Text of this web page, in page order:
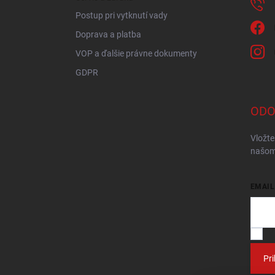
Postup pri vytknutí vady
Doprava a platba
VOP a ďalšie právne dokumenty
GDPR
EMAIL